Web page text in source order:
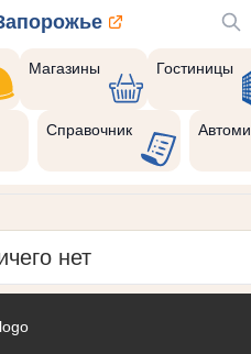
Магазины Гостиницы
Справочник
нет